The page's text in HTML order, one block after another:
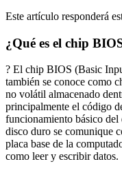
Este artículo responderá
¿Qué es el chip
? El chip BIOS (Basic
también se conoce como
no volátil almacenado
principalmente el código
funcionamiento básico
disco duro se comunique
placa base de la
como leer y escribir datos.